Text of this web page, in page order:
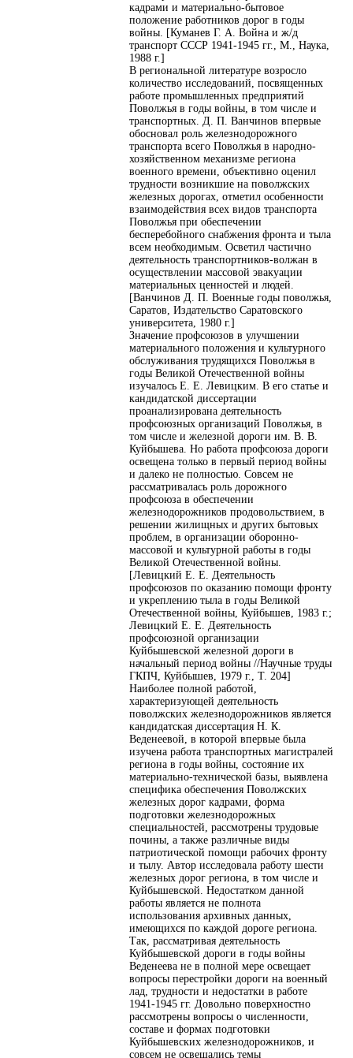
кадрами и материально-бытовое
положение работников дорог в годы
войны. [Куманев Г. А. Война и ж/д
транспорт СССР 1941-1945 гг., М., Наука,
1988 г.]
В региональной литературе возросло
количество исследований, посвященных
работе промышленных предприятий
Поволжья в годы войны, в том числе и
транспортных. Д. П. Ванчинов впервые
обосновал роль железнодорожного
транспорта всего Поволжья в народно-
хозяйственном механизме региона
военного времени, объективно оценил
трудности возникшие на поволжских
железных дорогах, отметил особенности
взаимодействия всех видов транспорта
Поволжья при обеспечении
бесперебойного снабжения фронта и тыла
всем необходимым. Осветил частично
деятельность транспортников-волжан в
осуществлении массовой эвакуации
материальных ценностей и людей.
[Ванчинов Д. П. Военные годы поволжья,
Саратов, Издательство Саратовского
университета, 1980 г.]
Значение профсоюзов в улучшении
материального положения и культурного
обслуживания трудящихся Поволжья в
годы Великой Отечественной войны
изучалось Е. Е. Левицким. В его статье и
кандидатской диссертации
проанализирована деятельность
профсоюзных организаций Поволжья, в
том числе и железной дороги им. В. В.
Куйбышева. Но работа профсоюза дороги
освещена только в первый период войны
и далеко не полностью. Совсем не
рассматривалась роль дорожного
профсоюза в обеспечении
железнодорожников продовольствием, в
решении жилищных и других бытовых
проблем, в организации оборонно-
массовой и культурной работы в годы
Великой Отечественной войны.
[Левицкий Е. Е. Деятельность
профсоюзов по оказанию помощи фронту
и укреплению тыла в годы Великой
Отечественной войны, Куйбышев, 1983 г.;
Левицкий Е. Е. Деятельность
профсоюзной организации
Куйбышевской железной дороги в
начальный период войны //Научные труды
ГКПЧ, Куйбышев, 1979 г., Т. 204]
Наиболее полной работой,
характеризующей деятельность
поволжских железнодорожников является
кандидатская диссертация Н. К.
Веденеевой, в которой впервые была
изучена работа транспортных магистралей
региона в годы войны, состояние их
материально-технической базы, выявлена
специфика обеспечения Поволжских
железных дорог кадрами, форма
подготовки железнодорожных
специальностей, рассмотрены трудовые
почины, а также различные виды
патриотической помощи рабочих фронту
и тылу. Автор исследовала работу шести
железных дорог региона, в том числе и
Куйбышевской. Недостатком данной
работы является не полнота
использования архивных данных,
имеющихся по каждой дороге региона.
Так, рассматривая деятельность
Куйбышевской дороги в годы войны
Веденеева не в полной мере освещает
вопросы перестройки дороги на военный
лад, трудности и недостатки в работе
1941-1945 гг. Довольно поверхностно
рассмотрены вопросы о численности,
составе и формах подготовки
Куйбышевских железнодорожников, и
совсем не освещались темы